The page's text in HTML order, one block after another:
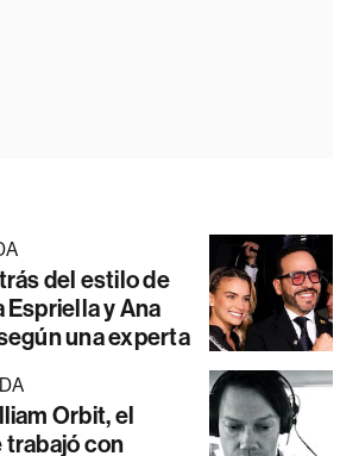
del estilo de
Espriella y Ana
una experta
Orbit, el
con